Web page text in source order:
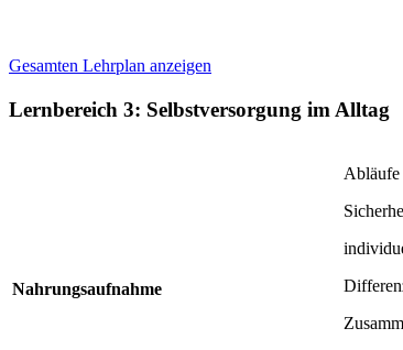
Gesamten Lehrplan anzeigen
Lernbereich 3: Selbstversorgung im Alltag
Nahrungsaufnahme
Abläufe